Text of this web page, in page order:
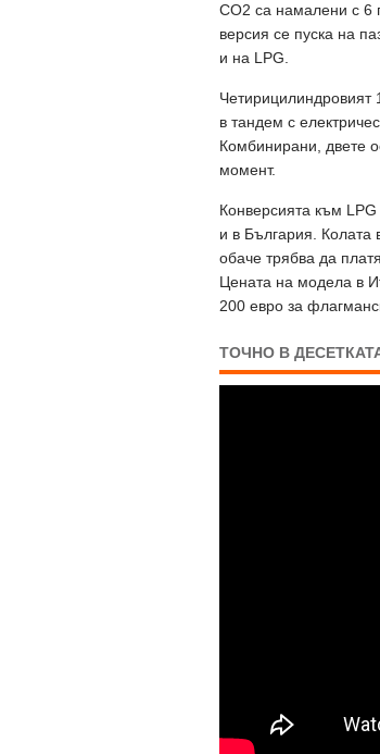
CO2 са намалени с 6
версия се пуска на
и на LPG.
Четирицилиндровият
в тандем с
Комбинирани, двете
момент.
Конверсията към LPG
и в България.
обаче трябва да
Цената на модела в
200 евро за
ТОЧНО В